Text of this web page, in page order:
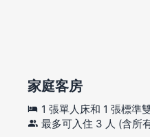
家庭客房
1 張單人床和 1 張標準
最多可入住 3 人 (含所